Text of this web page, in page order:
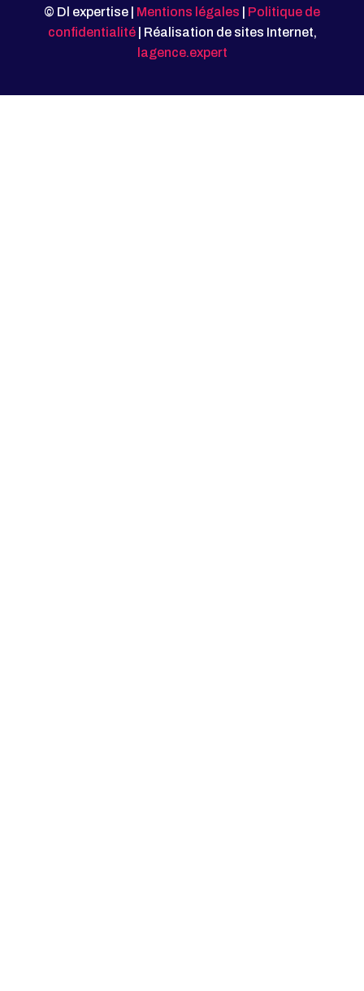
© Dl expertise | Mentions légales
Politique de
confidentialité| Réalisation de sites Internet,
lagence.expert